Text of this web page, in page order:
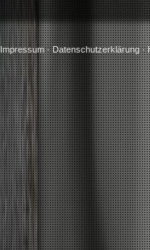
Impressum·Datenschutzerklärung·